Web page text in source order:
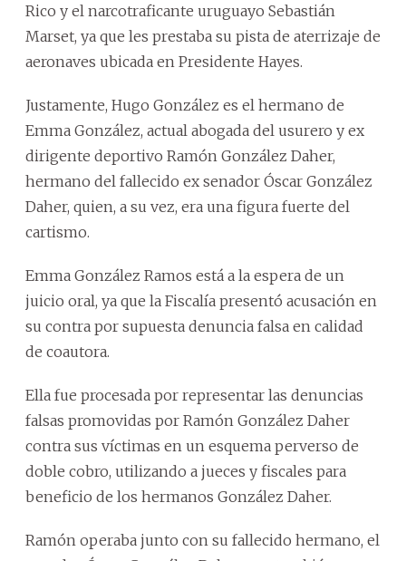
Rico y el narcotraficante uruguayo Sebastián
Marset, ya que les prestaba su pista de aterrizaje de
aeronaves ubicada en Presidente Hayes.
Justamente, Hugo González es el hermano de
Emma González, actual abogada del usurero y ex
dirigente deportivo Ramón González Daher,
hermano del fallecido ex senador Óscar González
Daher, quien, a su vez, era una figura fuerte del
cartismo.
Emma González Ramos está a la espera de un
juicio oral, ya que la Fiscalía presentó acusación en
su contra por supuesta denuncia falsa en calidad
de coautora.
Ella fue procesada por representar las denuncias
falsas promovidas por Ramón González Daher
contra sus víctimas en un esquema perverso de
doble cobro, utilizando a jueces y fiscales para
beneficio de los hermanos González Daher.
Ramón operaba junto con su fallecido hermano, el